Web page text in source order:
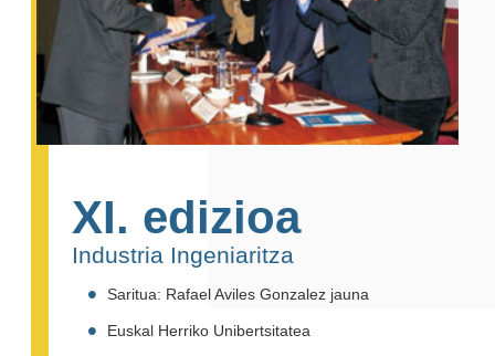
XI. edizioa
Industria Ingeniaritza
Saritua: Rafael Aviles Gonzalez jauna
Euskal Herriko Unibertsitatea